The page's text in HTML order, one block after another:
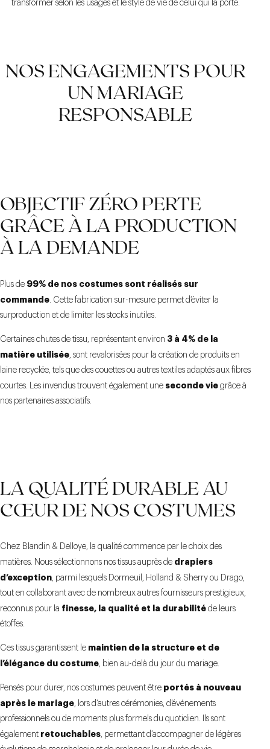
transformer selon les usages et le style de vie de celui qui la porte.
NOS ENGAGEMENTS POUR
UN MARIAGE
RESPONSABLE
OBJECTIF ZÉRO PERTE
GRÂCE À LA PRODUCTION
À LA DEMANDE
Plus de 99% de nos costumes sont réalisés sur
commande. Cette fabrication sur-mesure permet d’éviter la
surproduction et de limiter les stocks inutiles.
Certaines chutes de tissu, représentant environ 3 à 4% de la
matière utilisée, sont revalorisées pour la création de produits en
laine recyclée, tels que des couettes ou autres textiles adaptés aux fibres
courtes. Les invendus trouvent également une seconde vie grâce à
nos partenaires associatifs.
LA QUALITÉ DURABLE AU
CŒUR DE NOS COSTUMES
Chez Blandin & Delloye, la qualité commence par le choix des
matières. Nous sélectionnons nos tissus auprès de drapiers
d’exception, parmi lesquels Dormeuil, Holland & Sherry ou Drago,
tout en collaborant avec de nombreux autres fournisseurs prestigieux,
reconnus pour la finesse, la qualité et la durabilité de leurs
étoffes.
Ces tissus garantissent le maintien de la structure et de
l’élégance du costume, bien au-delà du jour du mariage.
Pensés pour durer, nos costumes peuvent être portés à nouveau
après le mariage, lors d’autres cérémonies, d’événements
professionnels ou de moments plus formels du quotidien. Ils sont
également retouchables, permettant d’accompagner de légères